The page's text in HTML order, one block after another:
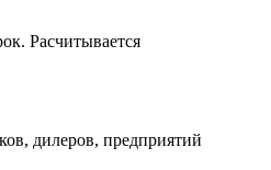
Расчитывается
дилеров, предприятий